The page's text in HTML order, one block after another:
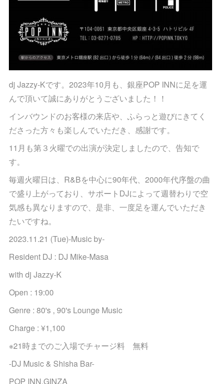
dj Jazzy-Kです。2023年10月も、銀座POP INNに足を運
んで頂いて誠にありがとうございました！！
インバウンドのお客様の来店や、ふらっと遊びにきてく
ださった方々も楽しんでいただき、感謝です。
11月も第３火曜での出演が決定しましたので、告知で
す。
毎週火曜日は、R&Bを中心に90年代、2000年代序盤の曲
で盛り上がっており、サポートDJによって週替わりで空
気感も異なりますので、是非、一度足を運んでいただき
たいですね。
2023.11.21 (Tue)-Music by-
Resident DJ : DJ Mike-Masa
with dj Jazzy-K
Open : 19:00
Genre : 80's , 90's Lounge Music
Charge : ¥1,100
※21時までのご入場でチャージ料 無料
-DJ Music & Shisha Bar-
POP INN.GINZA